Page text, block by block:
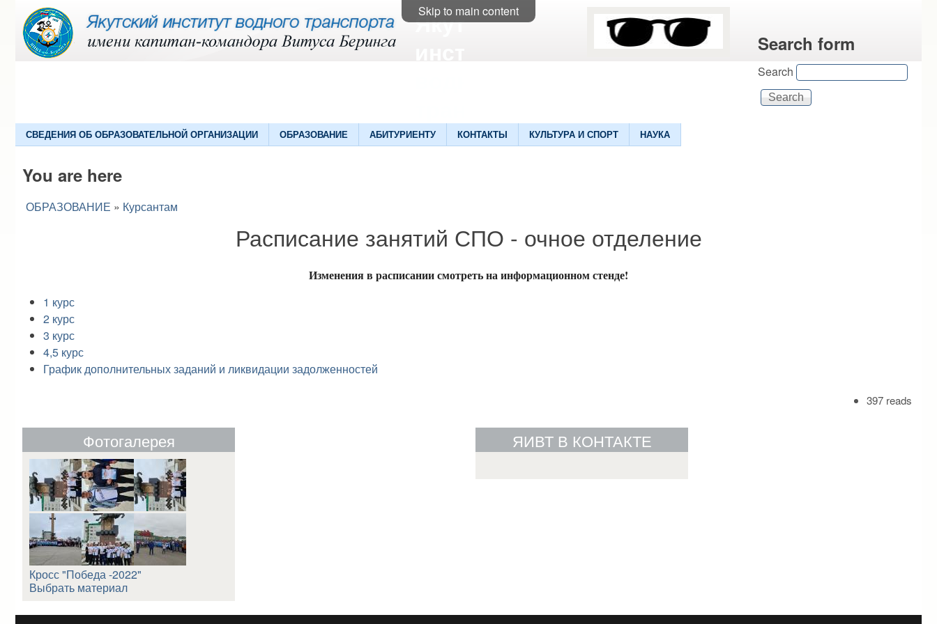
Skip to main content
Якутский
Search form
Search
СВЕДЕНИЯ ОБ ОБРАЗОВАТЕЛЬНОЙ ОРГАНИЗАЦИИ ОБРАЗОВАНИЕ АБИТУРИЕНТУ КОНТАКТЫ КУЛЬТУРА И СПОРТ НАУКА
You are here
ОБРАЗОВАНИЕ » Курсантам
Расписание занятий СПО - очное отделение
Изменения в расписании смотреть на информационном стенде!
1 курс
2 курс
3 курс
4,5 курс
График дополнительных заданий и ликвидации задолженностей
397 reads
Фотогалерея
Кросс "Победа -2022"
Выбрать материал
ЯИВТ В КОНТАКТЕ